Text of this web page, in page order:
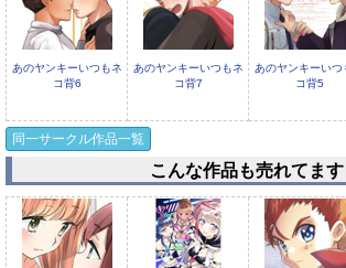
あのヤンキーいつもネ
コ背6
あのヤンキーいつもネ
コ背7
あのヤンキーいつ
コ背5
あのヤンキーいつもネ
コ背4
あのヤンキーいつもネ
コ背2
同一サークル作品一覧
こんな作品も売れてます